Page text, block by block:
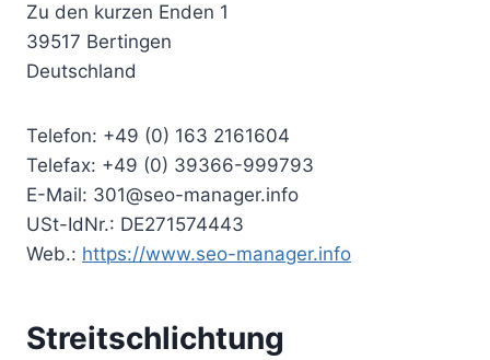
Zu den kurzen Enden 1
39517 Bertingen
Deutschland
Telefon: +49 (0) 163 2161604
Telefax: +49 (0) 39366-999793
E-Mail: 301@seo-manager.info
USt-IdNr.: DE271574443
Web.: https://www.seo-manager.info
Streitschlichtung